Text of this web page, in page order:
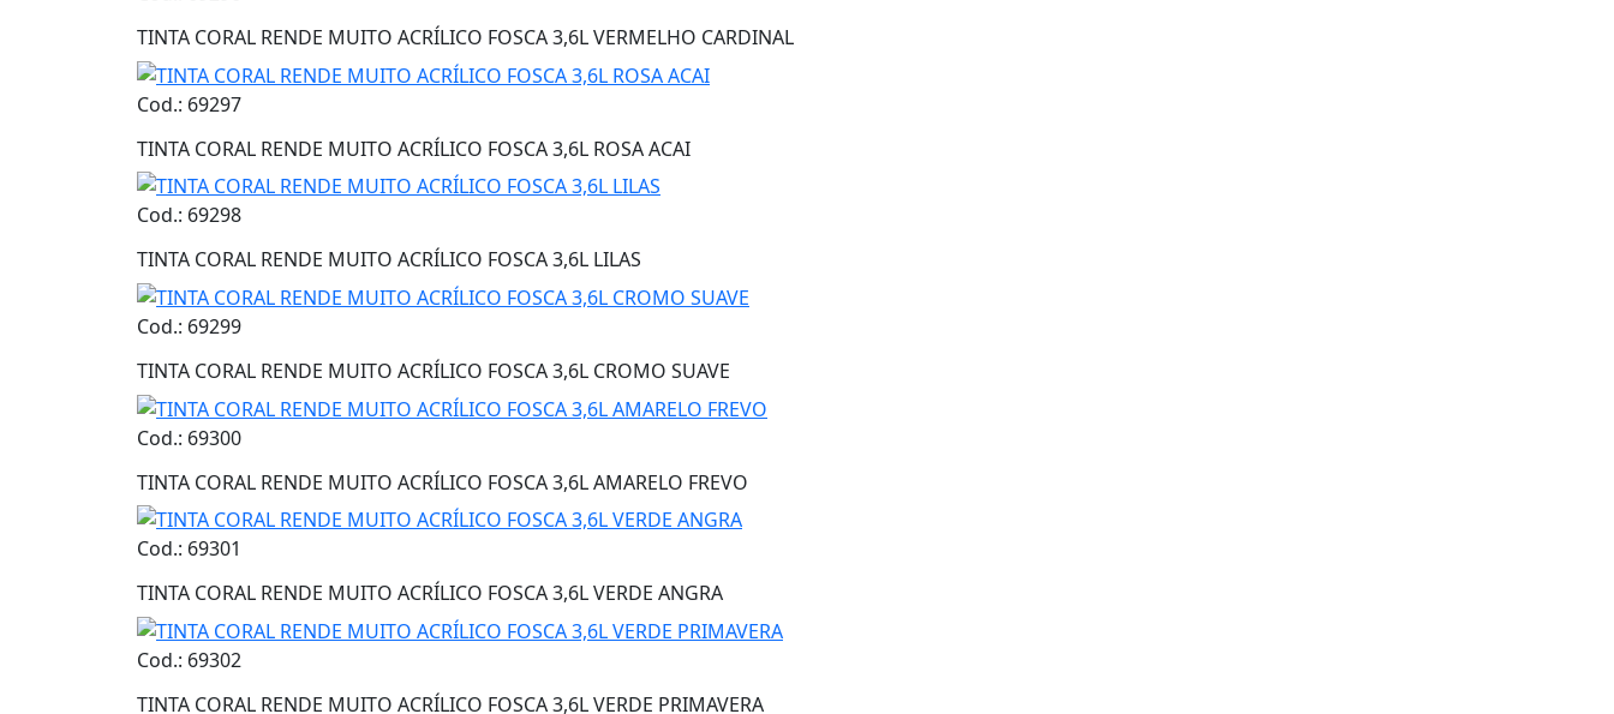
TINTA CORAL RENDE MUITO ACRÍLICO FOSCA 3,6L VERMELHO CARDINAL
Cod.: 69297
TINTA CORAL RENDE MUITO ACRÍLICO FOSCA 3,6L ROSA ACAI
Cod.: 69298
TINTA CORAL RENDE MUITO ACRÍLICO FOSCA 3,6L LILAS
Cod.: 69299
TINTA CORAL RENDE MUITO ACRÍLICO FOSCA 3,6L CROMO SUAVE
Cod.: 69300
TINTA CORAL RENDE MUITO ACRÍLICO FOSCA 3,6L AMARELO FREVO
Cod.: 69301
TINTA CORAL RENDE MUITO ACRÍLICO FOSCA 3,6L VERDE ANGRA
Cod.: 69302
TINTA CORAL RENDE MUITO ACRÍLICO FOSCA 3,6L VERDE PRIMAVERA